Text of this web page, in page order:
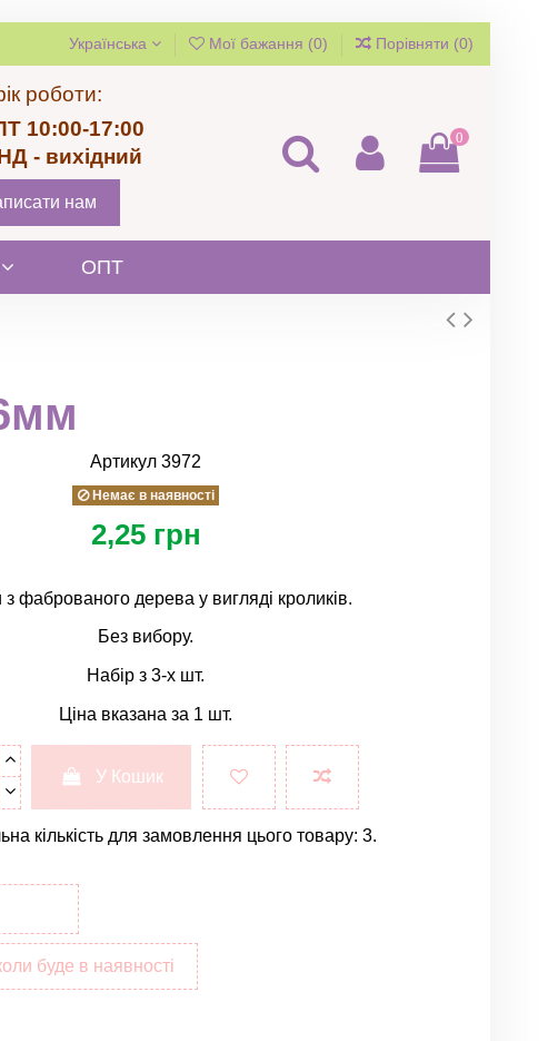
Українська Мої бажання (0) Порівняти (0)
роботи:
10:00-17:00
- вихідний
нам
0
ОПТ
Артикул 3972
Немає в наявності
2,25 грн
з фаброваного дерева у вигляді кроликів.
Без вибору.
Набір з 3-х шт.
Ціна вказана за 1 шт.
У Кошик
кількість для замовлення цього товару: 3.
буде в наявності